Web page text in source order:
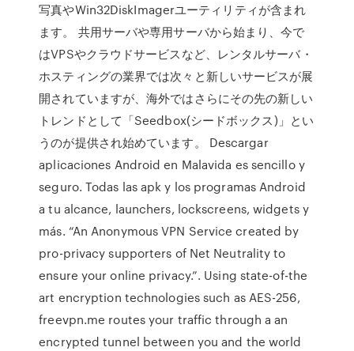
写真やWin32DiskImagerユーティリティが含まれ
ます。 共用サーバや専用サーバから始まり、今で
はVPSやクラウドサービスなど、レンタルサーバ・
ホスティングの業界では次々と新しいサービスが展
開されていますが、海外ではさらにその先の新しい
トレンドとして「Seedbox(シードボックス)」とい
うのが提供され始めています。 Descargar
aplicaciones Android en Malavida es sencillo y
seguro. Todas las apk y los programas Android
a tu alcance, launchers, lockscreens, widgets y
más. “An Anonymous VPN Service created by
pro-privacy supporters of Net Neutrality to
ensure your online privacy.”. Using state-of-the
art encryption technologies such as AES-256,
freevpn.me routes your traffic through a an
encrypted tunnel between you and the world